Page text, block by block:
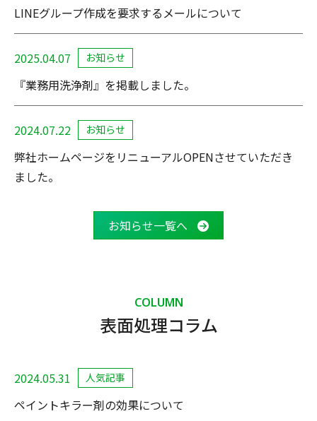
LINEグループ作成を要求するメールについて
2025.04.07 お知らせ
『業務用洗浄剤』を掲載しました。
2024.07.22 お知らせ
弊社ホームページをリニューアルOPENさせていただき
ました。
お知らせ一覧へ
COLUMN
表面処理コラム
2024.05.31 人気記事
ペイントキラー剤の効果について